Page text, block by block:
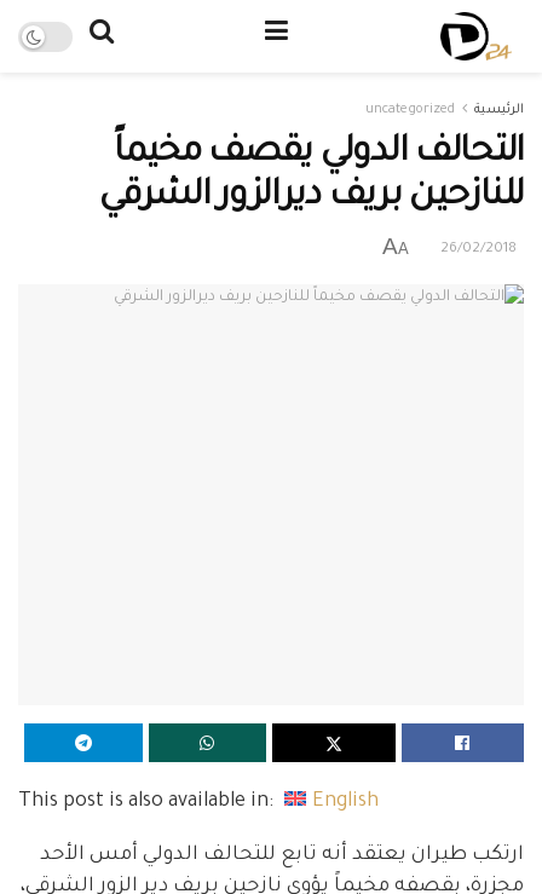
الرئيسية uncategorized
التحالف الدولي يقصف مخيماً
للنازحين بريف ديرالزور الشرقي
26/02/2018
A
A
This post is also available in: English
ارتكب طيران يعتقد أنه تابع للتحالف الدولي أمس الأحد
مجزرة، بقصفه مخيماً يؤوي نازحين بريف دير الزور الشرقي،